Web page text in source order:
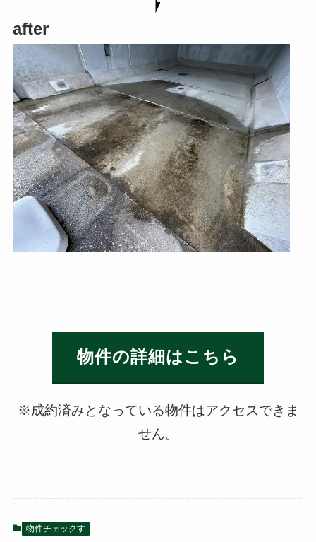
after
物件の詳細はこちら
※成約済みとなっている物件はアクセスできま
せん。
物件チェックす